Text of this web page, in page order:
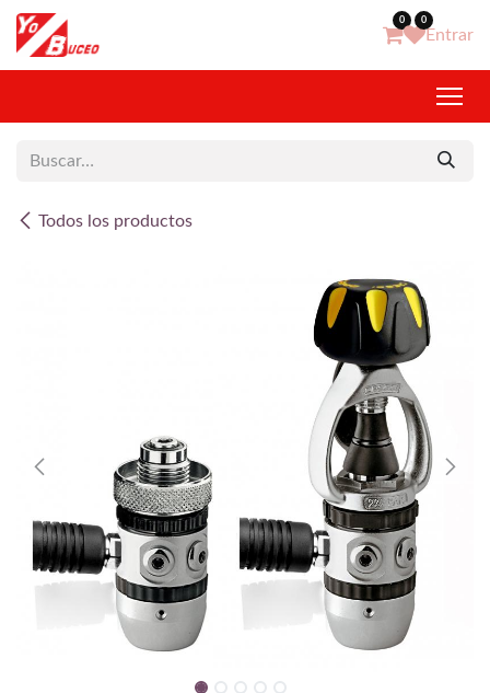
Ir al contenido 0 0
Entrar
Todos los productos